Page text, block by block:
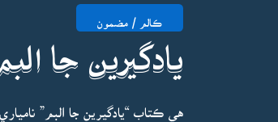
ڪالم / مضمون
يادگيرين جا
هي ڪتاب “يادگيرين جا البم”